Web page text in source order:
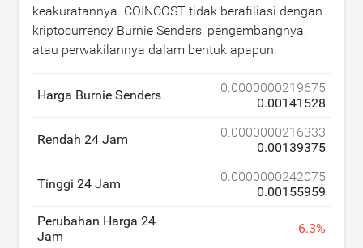
keakuratannya. COINCOST tidak berafiliasi dengan
kriptocurrency Burnie Senders, pengembangnya,
atau perwakilannya dalam bentuk apapun.
Harga Burnie Senders
0.0000000219675
0.00141528
Rendah 24 Jam
0.0000000216333
0.00139375
Tinggi 24 Jam
0.0000000242075
0.00155959
Perubahan Harga 24
Jam
-6.3%